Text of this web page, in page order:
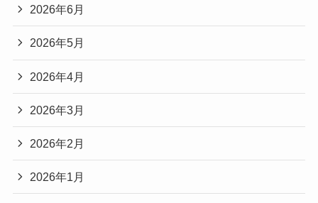
2026年6月
2026年5月
2026年4月
2026年3月
2026年2月
2026年1月